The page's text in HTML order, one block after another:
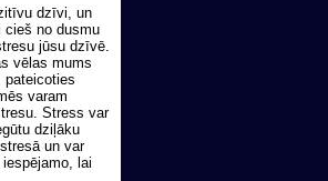
dzīvi, un
cieš no dusmu
jūsu dzīvē.
vēlas mums
varam
Stress var
dziļāku
un var
lai